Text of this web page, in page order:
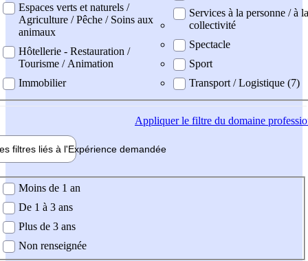
Espaces verts et naturels /
Agriculture / Pêche / Soins aux
animaux
Hôtellerie - Restauration /
Tourisme / Animation
Immobilier
Services à la personne / à la
collectivité
Spectacle
Sport
Transport / Logistique (7)
Appliquerle filtre du domaine
filtres liés à l'Expérience demandée
demandée
Moins de 1 an
De 1 à 3 ans
Plus de 3 ans
Non renseignée